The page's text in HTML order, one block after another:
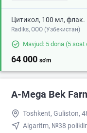
Цитикол, 100 мл, флак.
Radiks, ООО (Узбекистан)
Mavjud: 5 dona (5 soat
64 000 so'm
A-Mega Bek
Toshkent, Guliston,
Algaritm, №38